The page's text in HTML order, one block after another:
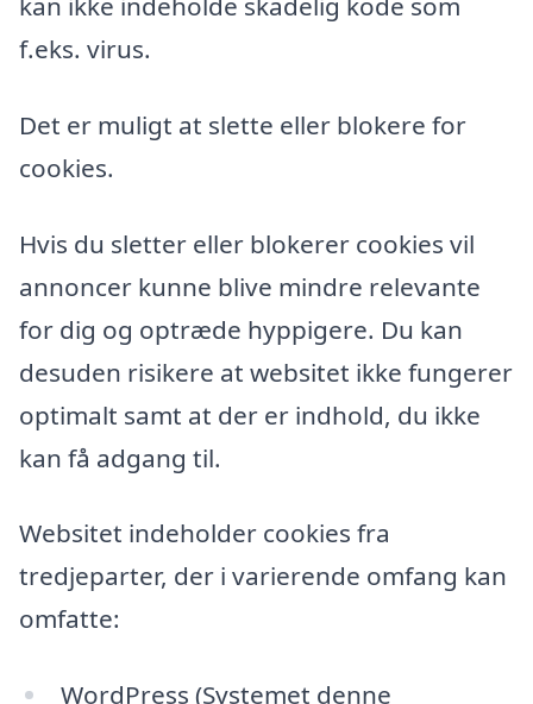
f.eks. virus.
Det er muligt at slette eller blokere for
cookies.
Hvis du sletter eller blokerer cookies vil
annoncer kunne blive mindre relevante
for dig og optræde hyppigere. Du kan
desuden risikere at websitet ikke fungerer
optimalt samt at der er indhold, du ikke
kan få adgang til.
Websitet indeholder cookies fra
tredjeparter, der i varierende omfang kan
omfatte:
WordPress (Systemet denne